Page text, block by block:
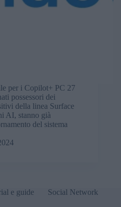
per i Copilot+ PC 27
possessori dei
della linea Surface
AI, stanno già
del sistema
e guide
Social Network